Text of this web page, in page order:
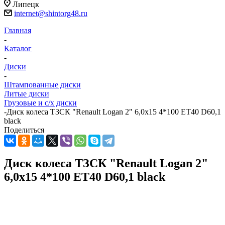
Липецк
internet@shintorg48.ru
Главная
-
Каталог
-
Диски
-
Штампованные диски
Литые диски
Грузовые и с/х диски
-Диск колеса ТЗСК "Renault Logan 2" 6,0х15 4*100 ET40 D60,1
black
Поделиться
Диск колеса ТЗСК "Renault Logan 2"
6,0х15 4*100 ET40 D60,1 black